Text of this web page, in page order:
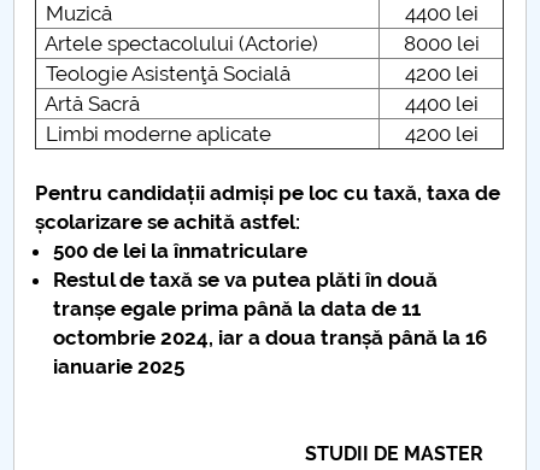
Ghiduri pentru STUDENȚI
Relații Publice
PNRR
Proiect PRIM STUD
Proiect SU-ETIC
UNIVERSITATE pentru comunitate
Muzică
4400 lei
Artele spectacolului (Actorie)
8000 lei
Teologie Asistenţă Socială
4200 lei
Artă Sacră
4400 lei
Limbi moderne aplicate
4200 lei
Pentru candidații admiși pe loc cu taxă, taxa de
școlarizare se achită astfel:
500 de lei la înmatriculare
Restul de taxă se va putea plăti în două
tranșe egale prima până la data de11
octombrie 2024, iar a doua tranșă până la 16
ianuarie 2025
STUDII DE MASTER